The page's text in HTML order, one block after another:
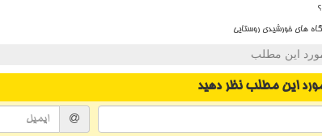
های خورشیدی روستایی
این مطلب
این مطلب نظر دهید